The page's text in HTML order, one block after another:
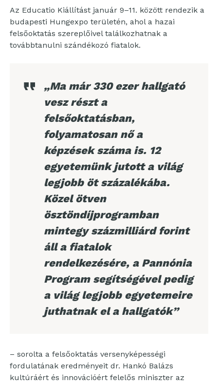
Az Educatio Kiállítást január 9–11. között rendezik a
budapesti Hungexpo területén, ahol a hazai
felsőoktatás szereplőivel találkozhatnak a
továbbtanulni szándékozó fiatalok.
„Ma már 330 ezer hallgató
vesz részt a
felsőoktatásban,
folyamatosan nő a
képzések száma is. 12
egyetemünk jutott a világ
legjobb öt százalékába.
Közel ötven
ösztöndíjprogramban
mintegy százmilliárd forint
áll a fiatalok
rendelkezésére, a Pannónia
Program segítségével pedig
a világ legjobb egyetemeire
juthatnak el a hallgatók”
– sorolta a felsőoktatás versenyképességi
fordulatának eredményeit dr. Hankó Balázs
kultúráért és innovációért felelős miniszter az